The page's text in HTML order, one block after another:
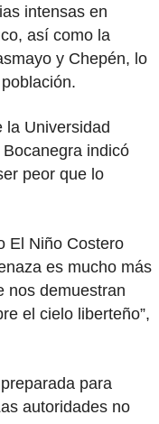
intensas en
así como la
y Chepén, lo
la Universidad
indicó
peor que lo
El Niño Costero
es mucho más
nos demuestran
el cielo liberteño”,
para
autoridades no